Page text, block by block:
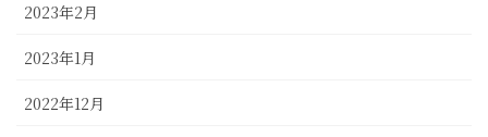
2023年2月
2023年1月
2022年12月